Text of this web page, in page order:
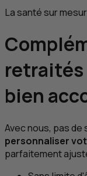
La santé sur
retraités
bien
Avec nous, pas de
personnaliser
parfaitement